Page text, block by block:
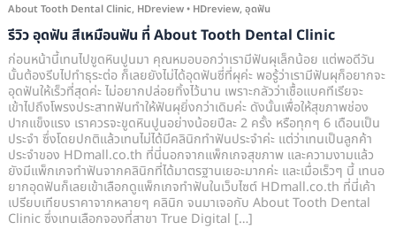
About Tooth Dental Clinic, HDreview• HDreview, อุดฟัน
รีวิว อุดฟัน สีเหมือนฟัน ที่ About Tooth Dental Clinic
ก่อนหน้านี้เทนไปขูดหินปูนมา คุณหมอบอกว่าเรามีฟันผุเล็กน้อย แต่พอดีวัน
นั้นต้องรีบไปทำธุระต่อ ก็เลยยังไม่ได้อุดฟันซี่ที่ผุค่ะ พอรู้ว่าเรามีฟันผุก็อยากจะ
อุดฟันให้เร็วที่สุดค่ะ ไม่อยากปล่อยทิ้งไว้นาน เพราะกลัวว่าเชื้อแบคทีเรียจะ
เข้าไปถึงโพรงประสาทฟันทำให้ฟันผุยิ่งกว่าเดิมค่ะ ดังนั้นเพื่อให้สุขภาพช่อง
ปากแข็งแรง เราควรจะขูดหินปูนอย่างน้อยปีละ 2 ครั้ง หรือทุกๆ 6 เดือนเป็น
ประจำ ซึ่งโดยปกติแล้วเทนไม่ได้มีคลินิกทำฟันประจำค่ะ แต่ว่าเทนเป็นลูกค้า
ประจำของ HDmall.co.th ที่นี่นอกจากแพ็กเกจสุขภาพ และความงามแล้ว
ยังมีแพ็กเกจทำฟันจากคลินิกที่ได้มาตรฐานเยอะมากค่ะ และเมื่อเร็วๆ นี้ เทนอ
ยากอุดฟันก็เลยเข้าเลือกดูแพ็กเกจทำฟันในเว็บไซต์ HDmall.co.th ที่นี่เค้า
เปรียบเทียบราคาจากหลายๆ คลินิก จนมาเจอกับ About Tooth Dental
Clinic ซึ่งเทนเลือกจองที่สาขา True Digital […]